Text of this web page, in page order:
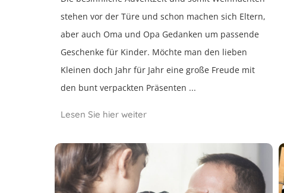
stehen vor der Türe und schon machen sich Eltern,
aber auch Oma und Opa Gedanken um passende
Geschenke für Kinder. Möchte man den lieben
Kleinen doch Jahr für Jahr eine große Freude mit
den bunt verpackten Präsenten ...
Lesen Sie hier weiter